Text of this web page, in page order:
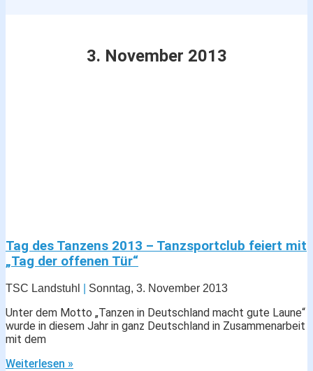
3. November 2013
Tag des Tanzens 2013 – Tanzsportclub feiert mit
„Tag der offenen Tür“
TSC Landstuhl Sonntag, 3. November 2013
Unter dem Motto „Tanzen in Deutschland macht gute Laune“
wurde in diesem Jahr in ganz Deutschland in Zusammenarbeit
mit dem
Weiterlesen »